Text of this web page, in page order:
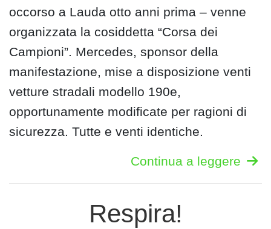
occorso a Lauda otto anni prima – venne
organizzata la cosiddetta “Corsa dei
Campioni”. Mercedes, sponsor della
manifestazione, mise a disposizione venti
vetture stradali modello 190e,
opportunamente modificate per ragioni di
sicurezza. Tutte e venti identiche.
Continua a leggere
Respira!